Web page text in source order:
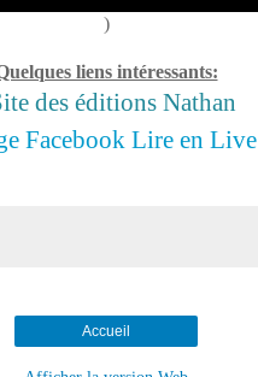
)
liens intéressants:
des éditions Nathan
Facebook Lire en Live
Accueil